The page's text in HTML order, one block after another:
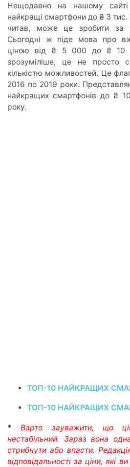
Нещодавно на нашому
найкращі смартфони до ₴ 3 тис.
читав, може це зробити за
Сьогодні ж піде мова про
ціною від ₴ 5 000 до ₴ 10
зрозуміліше, це не просто
кількістю можливостей. Це
2016 по 2019 роки.
найкращих смартфонів до ₴
року.
ТОП-10 НАЙКРАЩИХ
ТОП-10 НАЙКРАЩИХ
*
Варто зауважити, що
нестабільний. Зараз вона
стрибнути або впасти.
відповідальності за ціни, які